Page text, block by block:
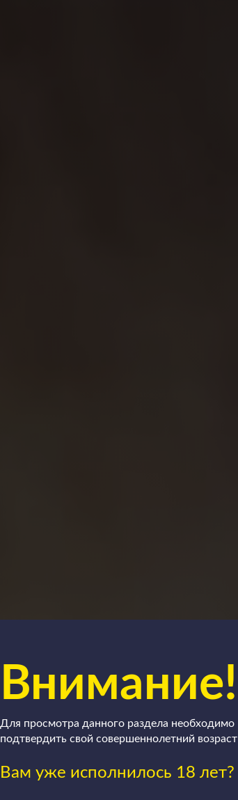
Внимание!
Для просмотра данного раздела необходимо
подтвердить свой совершеннолетний возраст
Вам уже исполнилось 18 лет?